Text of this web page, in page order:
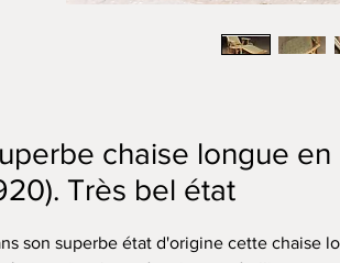
chaise longue
Très bel état
son superbe état d'origine cette chaise